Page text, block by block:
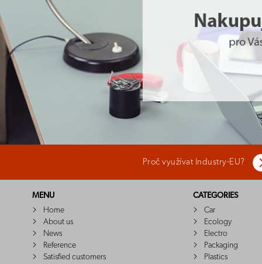
Proč využívat Industry-EU?
MENU
Home
About us
News
Reference
Satisfied customers
CATEGORIES
Car
Ecology
Electro
Packaging
Plastics